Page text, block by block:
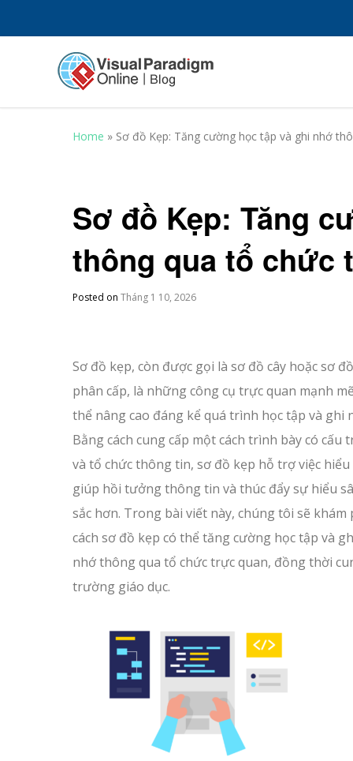
Home » Sơ đồ Kẹp: Tăng cường học tập và ghi nhớ
Sơ đồ Kẹp: Tăng
thông qua tổ chức
Posted on Tháng 1 10, 2026
Sơ đồ kẹp, còn được gọi là sơ đồ cây hoặc sơ đồ
phân cấp, là những công cụ trực quan mạnh
thể nâng cao đáng kể quá trình học tập và ghi
Bằng cách cung cấp một cách trình bày có cấu
và tổ chức thông tin, sơ đồ kẹp hỗ trợ việc hiểu
giúp hồi tưởng thông tin và thúc đẩy sự hiểu
sắc hơn. Trong bài viết này, chúng tôi sẽ khám
cách sơ đồ kẹp có thể tăng cường học tập và
nhớ thông qua tổ chức trực quan, đồng thời
trường giáo dục.